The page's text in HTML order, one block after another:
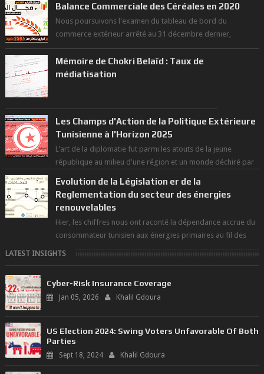
Balance Commerciale des Céréales en 2020
Nous poursuivons l'examen du tableau de bord du
commerce extérieur arrêté au 31 décembre dernier,
rendant compte de nos prouesses et man...
Mémoire de Chokri Belaïd : Taux de
médiatisation
Les Champs d'Action de la Politique Extérieure
Tunisienne à l'Horizon 2025
L'art de la diplomatie fut parmi les atouts de la jeune
république au milieu d'une région et un monde déchiré par
Evolution de la Législation er de la
Reglementation du secteur des énergies
renouvelables
Hier, les chiffres nous ont raconté la dépendance accrue du
consommateur tunisien aux énergies primaires au fil des
dernières décennies ( ...
LATEST INSIGHTS
Cyber-Risk Insurance Coverage
Jan 05, 2026 Khalil Gdoura
US Election 2024: Swing Voters Unfavorable Of Both
Parties
Sept 18, 2024 Khalil Gdoura